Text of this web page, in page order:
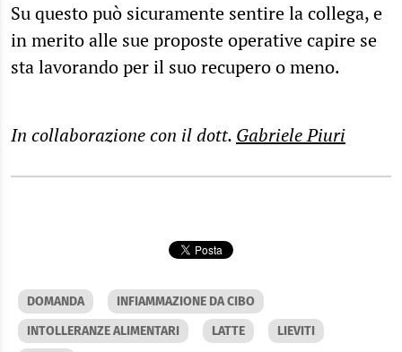
Su questo può sicuramente sentire la collega, e
in merito alle sue proposte operative capire se
sta lavorando per il suo recupero o meno.
In collaborazione con il dott. Gabriele Piuri
DOMANDA
INFIAMMAZIONE DA CIBO
INTOLLERANZE ALIMENTARI
LATTE
LIEVITI